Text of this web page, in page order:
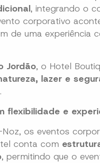
, integrando o
corporativo
de uma experiência
Jordão, o Hotel
lazer e
flexibilidade e
os eventos
conta com
, permitindo que o